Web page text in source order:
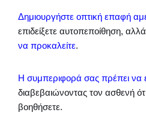
Δημιουργήστε οπτική επαφή
επιδείξετε αυτοπεποίθηση, αλλά
να προκαλείτε.
Η συμπεριφορά σας πρέπει να
διαβεβαιώνοντας τον ασθενή
βοηθήσετε.